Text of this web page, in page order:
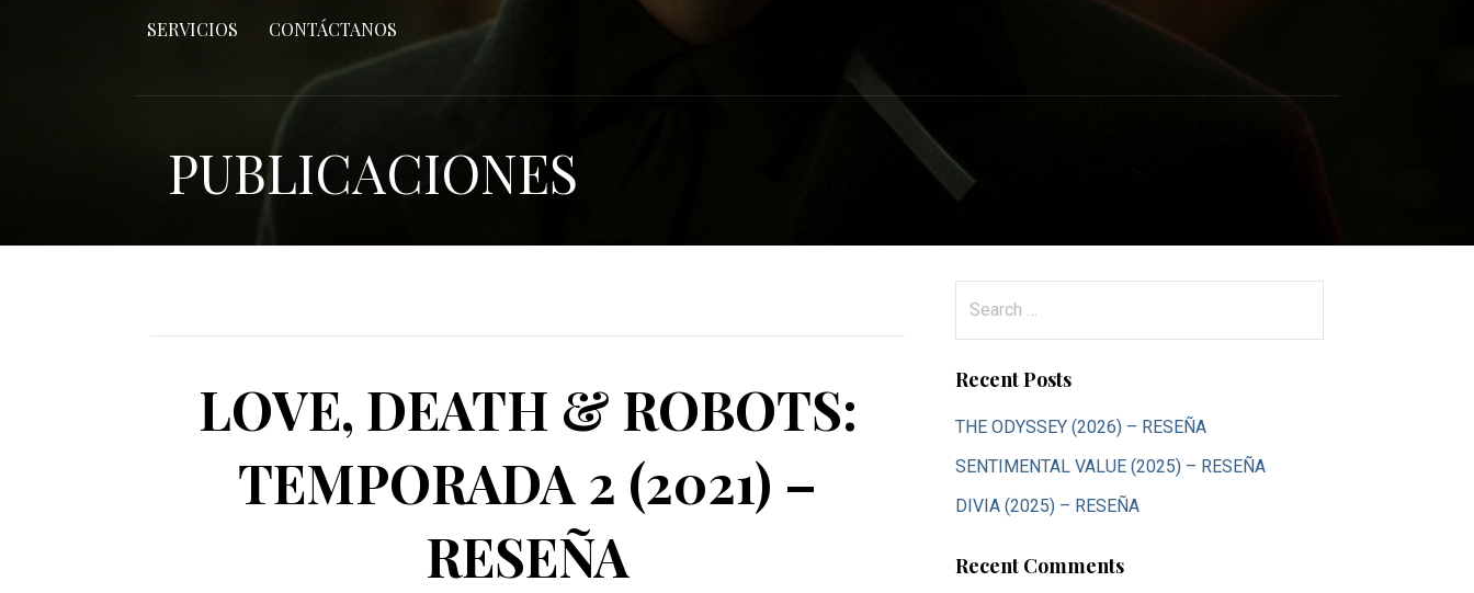
SERVICIOS CONTÁCTANOS
PUBLICACIONES
LOVE, DEATH & ROBOTS:
TEMPORADA 2 (2021) –
RESEÑA
Recent Posts
THE ODYSSEY (2026) – RESEÑA
SENTIMENTAL VALUE (2025) – RESEÑA
DIVIA (2025) – RESEÑA
Recent Comments